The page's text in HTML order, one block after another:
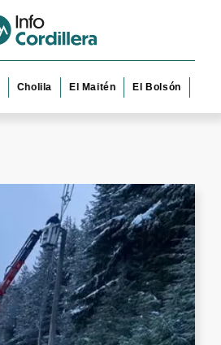
El Maitén El Bolsón Esquel